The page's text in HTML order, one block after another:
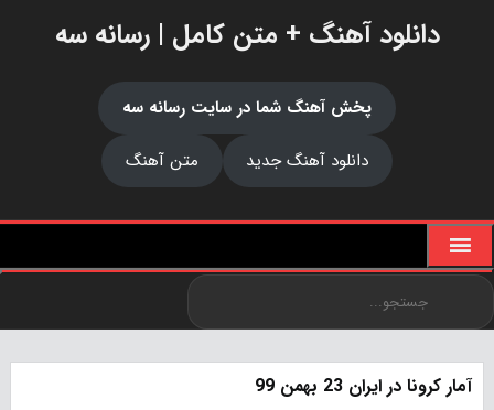
دانلود آهنگ + متن کامل | رسانه سه
پخش آهنگ شما در سایت رسانه سه
دانلود آهنگ جدید
متن آهنگ
آمار کرونا در ایران 23 بهمن 99